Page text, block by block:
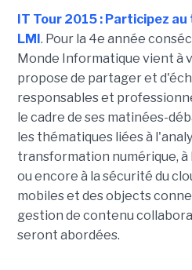
IT Tour 2015 : Participez
LMI . Pour la 4e année
Monde Informatique vient à
propose de partager et
responsables et
le cadre de ses matinées-
les thématiques liées à
transformation numérique,
ou encore à la sécurité du
mobiles et des objects
gestion de contenu
seront abordées.